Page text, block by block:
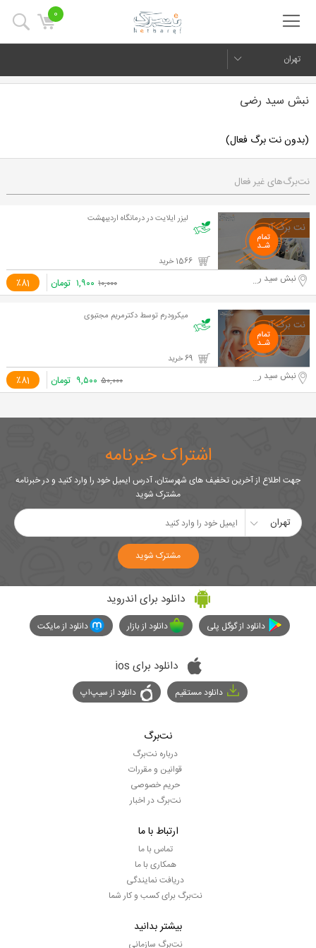
0
تهران
نبش سید رضی
(بدون نت برگ فعال)
نت‌برگ‌های غیر فعال
لیزر ایلایت در درمانگاه اردیبهشت
٪81 نبش سید رضی ۱۰,۰۰۰ ۱,۹۰۰ تومان
میکرودرم توسط دکترمریم مجتبوی
٪81 نبش سید رضی ۵۰,۰۰۰ ۹,۵۰۰ تومان
اشتراک خبرنامه
جهت اطلاع از آخرین تخفیف های شهرستان، آدرس ایمیل خود را وارد کنید و در خبرنامه
مشترک شوید
تهران
مشترک شوید
دانلود برای اندروید
دانلود از گوگل پلی دانلود از بازار دانلود از مایکت
دانلود برای ios
دانلود مستقیم دانلود از سیپ‌اپ
نت‌برگ
درباره نت‌برگ
قوانین و مقررات
حریم خصوصی
نت‌برگ در اخبار
ارتباط با ما
تماس با ما
همکاری با ما
دریافت نمایندگی
نت‌برگ برای کسب و کار شما
بیشتر بدانید
نت‌برگ سازمانی